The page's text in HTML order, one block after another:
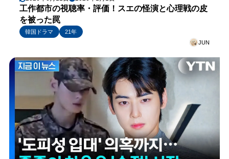
工作都市の視聴率・評価！スエの怪演と心理戦の皮
を被った罠
韓国ドラマ
21年
JUN